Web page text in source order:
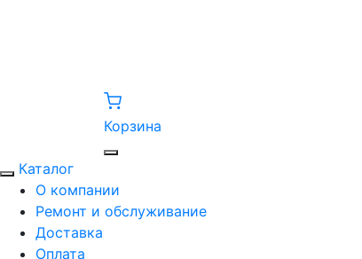
Корзина
Каталог
О компании
Ремонт и обслуживание
Доставка
Оплата